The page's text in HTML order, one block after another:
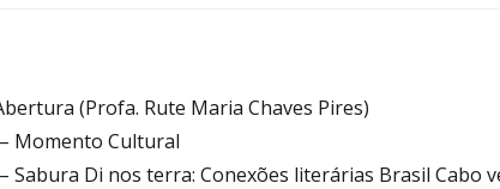
(Profa. Rute Maria Chaves Pires)
Momento Cultural
Sabura Di nos terra: Conexões literárias Brasil Cabo